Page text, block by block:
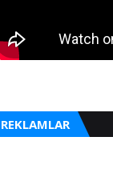
REKLAMLAR